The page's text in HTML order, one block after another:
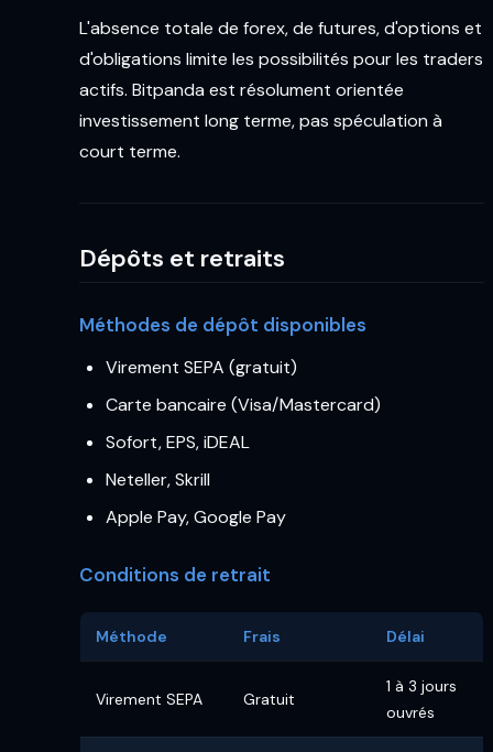
L'absence totale de forex, de futures, d'options et
d'obligations limite les possibilités pour les traders
actifs. Bitpanda est résolument orientée
investissement long terme, pas spéculation à
court terme.
Dépôts et retraits
Méthodes de dépôt disponibles
Virement SEPA (gratuit)
Carte bancaire (Visa/Mastercard)
Sofort, EPS, iDEAL
Neteller, Skrill
Apple Pay, Google Pay
Conditions de retrait
Méthode Frais Délai
Virement SEPA Gratuit
1 à 3 jours
ouvrés